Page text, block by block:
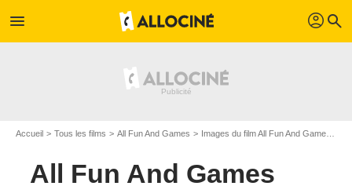
menu profil search
Accueil Tous les films All Fun And Games Images du film All Fun And Games
All Fun And Games